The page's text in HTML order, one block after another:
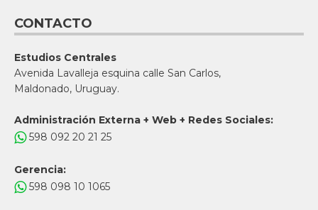
CONTACTO
Estudios Centrales
Avenida Lavalleja esquina calle San Carlos,
Maldonado, Uruguay.
Administración Externa + Web + Redes Sociales:
598 092 20 21 25
Gerencia:
598 098 10 1065